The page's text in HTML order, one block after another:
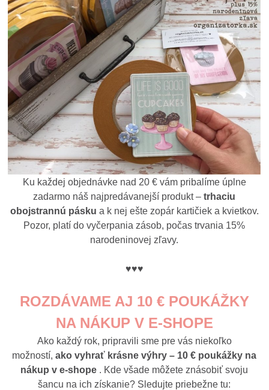
Ku každej objednávke nad 20 € vám pribalíme úplne
zadarmo náš najpredávanejší produkt –trhaciu
obojstrannú pásku a k nej ešte zopár kartičiek a kvietkov.
Pozor, platí do vyčerpania zásob, počas trvania 15%
narodeninovej zľavy.
♥♥♥
ROZDÁVAME AJ 10 € POUKÁŽKY
NA NÁKUP V E-SHOPE
Ako každý rok, pripravili sme pre vás niekoľko
možností,ako vyhrať krásne výhry – 10 € poukážky na
nákup v e-shope . Kde všade môžete znásobiť svoju
šancu na ich získanie? Sledujte priebežne tu: